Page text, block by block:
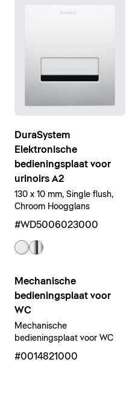
DuraSystem
Elektronische
bedieningsplaat voor
urinoirs A2
130 x 10 mm, Single flush,
Chroom Hoogglans
#WD5006023000
Mechanische
bedieningsplaat voor
WC
Mechanische
bedieningsplaat voor WC
#0014821000